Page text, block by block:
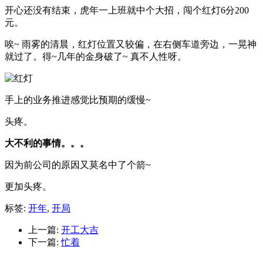
开心还没有结束，虎年一上班就中个大招，闯个红灯6分200
元。
唉~ 雨雾的清晨，红灯位置又较偏，在右侧车道旁边，一晃神
就过了。得~几年的金身破了~ 真不人性呀。
手上的业务推进感觉比预期的缓慢~
头疼。
大不利的事情。。。
因为前公司的原因又莫名中了个箭~
更加头疼。
标签: 开年, 开局
上一篇: 开工大吉
下一篇:忙着